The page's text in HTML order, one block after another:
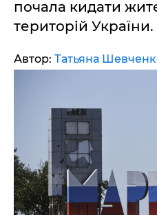
почала кидати
територій України.
Автор: Татьяна